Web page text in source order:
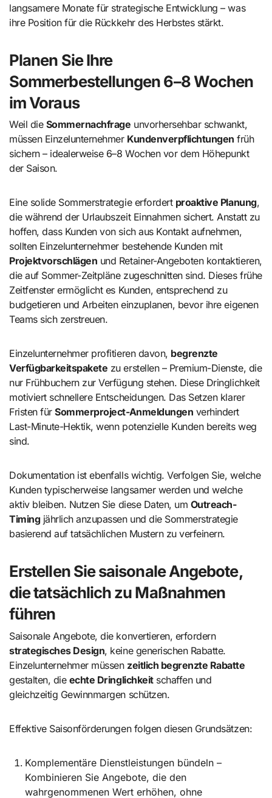
langsamere Monate für strategische Entwicklung – was
ihre Position für die Rückkehr des Herbstes stärkt.
Planen Sie Ihre
Sommerbestellungen 6–8 Wochen
im Voraus
Weil die Sommernachfrage unvorhersehbar schwankt,
müssen Einzelunternehmer Kundenverpflichtungen früh
sichern – idealerweise 6–8 Wochen vor dem Höhepunkt
der Saison.
Eine solide Sommerstrategie erfordert proaktive Planung,
die während der Urlaubszeit Einnahmen sichert. Anstatt zu
hoffen, dass Kunden von sich aus Kontakt aufnehmen,
sollten Einzelunternehmer bestehende Kunden mit
Projektvorschlägen und Retainer-Angeboten kontaktieren,
die auf Sommer-Zeitpläne zugeschnitten sind. Dieses frühe
Zeitfenster ermöglicht es Kunden, entsprechend zu
budgetieren und Arbeiten einzuplanen, bevor ihre eigenen
Teams sich zerstreuen.
Einzelunternehmer profitieren davon, begrenzte
Verfügbarkeitspakete zu erstellen – Premium-Dienste, die
nur Frühbuchern zur Verfügung stehen. Diese Dringlichkeit
motiviert schnellere Entscheidungen. Das Setzen klarer
Fristen fürSommerproject-Anmeldungen verhindert
Last-Minute-Hektik, wenn potenzielle Kunden bereits weg
sind.
Dokumentation ist ebenfalls wichtig. Verfolgen Sie, welche
Kunden typischerweise langsamer werden und welche
aktiv bleiben. Nutzen Sie diese Daten, um Outreach-
Timingjährlich anzupassen und die Sommerstrategie
basierend auf tatsächlichen Mustern zu verfeinern.
Erstellen Sie saisonale Angebote,
die tatsächlich zu Maßnahmen
führen
Saisonale Angebote, die konvertieren, erfordern
strategisches Design, keine generischen Rabatte.
Einzelunternehmer müssen zeitlich begrenzte Rabatte
gestalten, die echte Dringlichkeitschaffen und
gleichzeitig Gewinnmargen schützen.
Effektive Saisonförderungen folgen diesen Grundsätzen:
Komplementäre Dienstleistungen bündeln –
Kombinieren Sie Angebote, die den
wahrgenommenen Wert erhöhen, ohne